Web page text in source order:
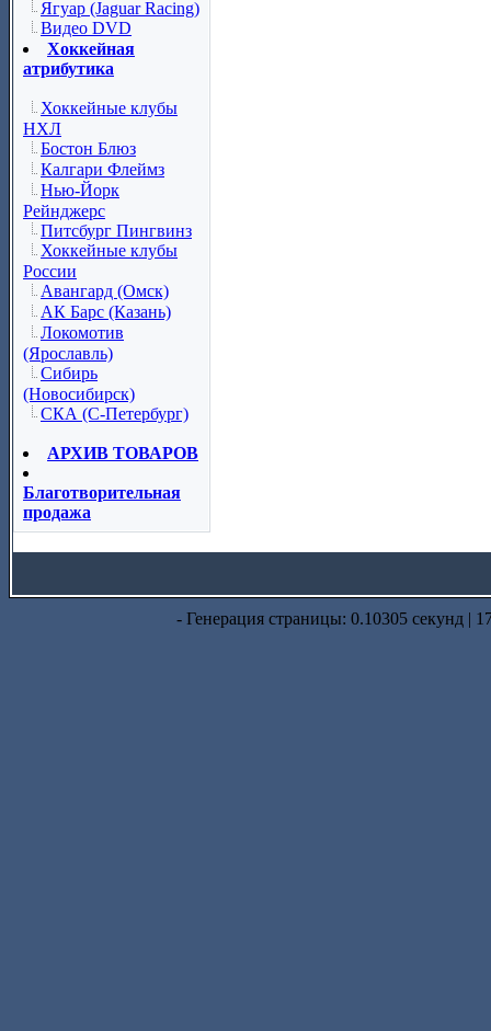
Ягуар (Jaguar Racing)
Видео DVD
Хоккейная
атрибутика
Хоккейные клубы
НХЛ
Бостон Блюз
Калгари Флеймз
Нью-Йорк
Рейнджерс
Питсбург Пингвинз
Хоккейные клубы
России
Авангард (Омск)
АК Барс (Казань)
Локомотив
(Ярославль)
Сибирь
(Новосибирск)
СКА (С-Петербург)
АРХИВ ТОВАРОВ
Благотворительная
продажа
- Генерация страницы: 0.10305 секунд |